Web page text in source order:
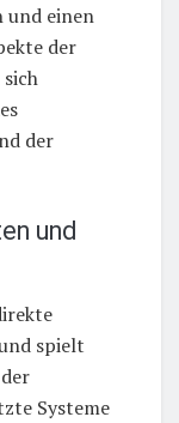
und einen
der
der
und
spielt
Systeme